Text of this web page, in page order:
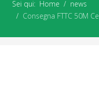
Sei qui: Home
news
Consegna FTTC 50M